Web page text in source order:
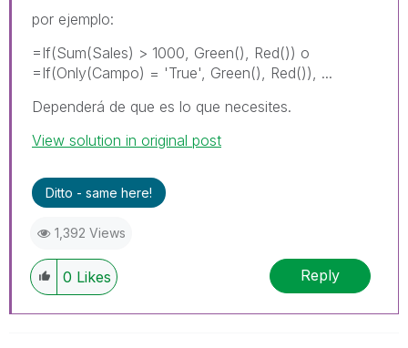
por ejemplo:
=If(Sum(Sales) > 1000, Green(), Red()) o
=If(Only(Campo) = 'True', Green(), Red()), ...
Dependerá de que es lo que necesites.
View solution in original post
Ditto - same here!
1,392 Views
0 Likes Reply